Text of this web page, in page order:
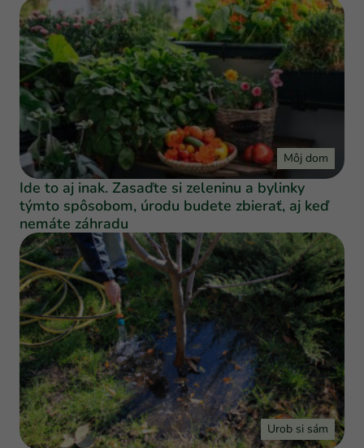
Môj dom
Ide to aj inak. Zasaďte si zeleninu a bylinky
týmto spôsobom, úrodu budete zbierať, aj keď
nemáte záhradu
Urob si sám